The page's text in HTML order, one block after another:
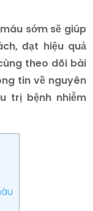
sớm sẽ giúp
đạt hiệu quả
theo dõi bài
tin về nguyên
trị bệnh nhiễm